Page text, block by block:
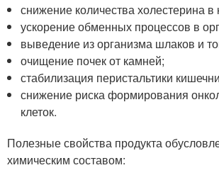
снижение количества холестерина в
ускорение обменных процессов в
выведение из организма шлаков и
очищение почек от камней;
стабилизация перистальтики
снижение риска формирования
клеток.
Полезные свойства продукта
химическим составом: